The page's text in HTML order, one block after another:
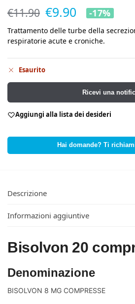
€11.90 €9.90 -17%
Trattamento delle turbe della
respiratorie acute e croniche.
Esaurito
Ricevi una
Aggiungi alla lista dei desideri
Hai domande? Ti
Descrizione
Informazioni aggiuntive
Bisolvon 20
Denominazione
BISOLVON 8 MG COMPRESSE